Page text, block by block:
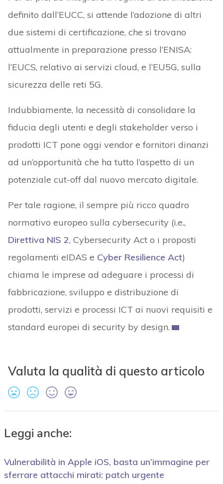
definito dall’EUCC, si attende l’adozione di altri
due sistemi di certificazione, che si trovano
attualmente in preparazione presso l’ENISA:
l’EUCS, relativo ai servizi cloud, e l’EU5G, sulla
sicurezza delle reti 5G.
Indubbiamente, la necessità di consolidare la
fiducia degli utenti e degli stakeholder verso i
prodotti ICT pone oggi vendor e fornitori dinanzi
ad un’opportunità che ha tutto l’aspetto di un
potenziale cut-off dal nuovo mercato digitale.
Per tale ragione, il sempre più ricco quadro
normativo europeo sulla cybersecurity (i.e.,
Direttiva NIS 2, Cybersecurity Act o i proposti
regolamenti eIDAS e Cyber Resilience Act)
chiama le imprese ad adeguare i processi di
fabbricazione, sviluppo e distribuzione di
prodotti, servizi e processi ICT ai nuovi requisiti e
standard europei di security by design.
Valuta la qualità di questo articolo
Leggi anche:
Vulnerabilità in Apple iOS, basta un’immagine per
sferrare attacchi mirati: patch urgente